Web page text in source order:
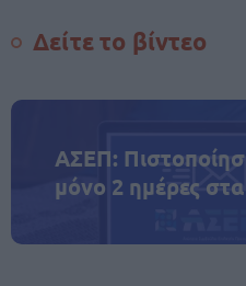
Δείτε το βίντεο
ΑΣΕΠ:
μόνο 2 ημέρες